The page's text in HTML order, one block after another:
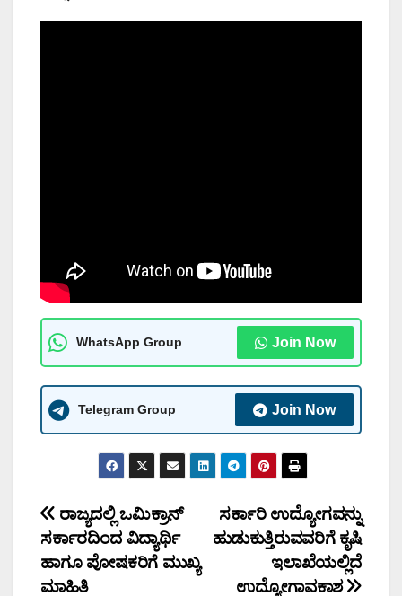
WhatsApp Group Join Now
Telegram Group Join Now
Post
navigation
ಸರ್ಕಾರಿ ಉದ್ಯೋಗವನ್ನು
ಹುಡುಕುತ್ತಿರುವವರಿಗೆ ಕೃಷಿ
ಇಲಾಖೆಯಲ್ಲಿದೆ
ಉದ್ಯೋಗಾವಕಾಶ
ರಾಜ್ಯದಲ್ಲಿ ಒಮಿಕ್ರಾನ್
ಸರ್ಕಾರದಿಂದ ವಿದ್ಯಾರ್ಥಿ
ಹಾಗೂ ಪೋಷಕರಿಗೆ ಮುಖ್ಯ
ಮಾಹಿತಿ